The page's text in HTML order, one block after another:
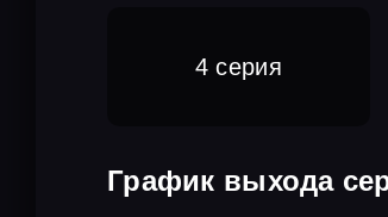
4 серия
График выхода